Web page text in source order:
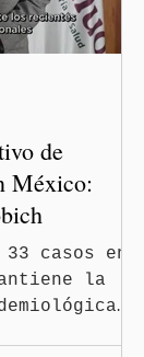
una broma.
de
México:
casos en
la